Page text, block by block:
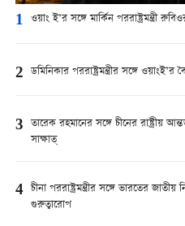
1 ওয়াং ই’র সঙ্গে মার্কিন পররাষ্ট্রমন্ত্রী
2 ডমিনিকার পররাষ্ট্রমন্ত্রীর সঙ্গে ওয়াংই’র
3 তারেক রহমানের সঙ্গে চীনের রাষ্ট্রীয়
সাক্ষাত্
4 চীনা পররাষ্ট্রমন্ত্রীর সঙ্গে ভারতের
গুরুত্বারোপ